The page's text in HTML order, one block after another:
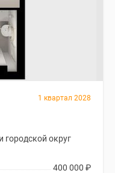
1 квартал 2028
городской округ
400 000 ₽